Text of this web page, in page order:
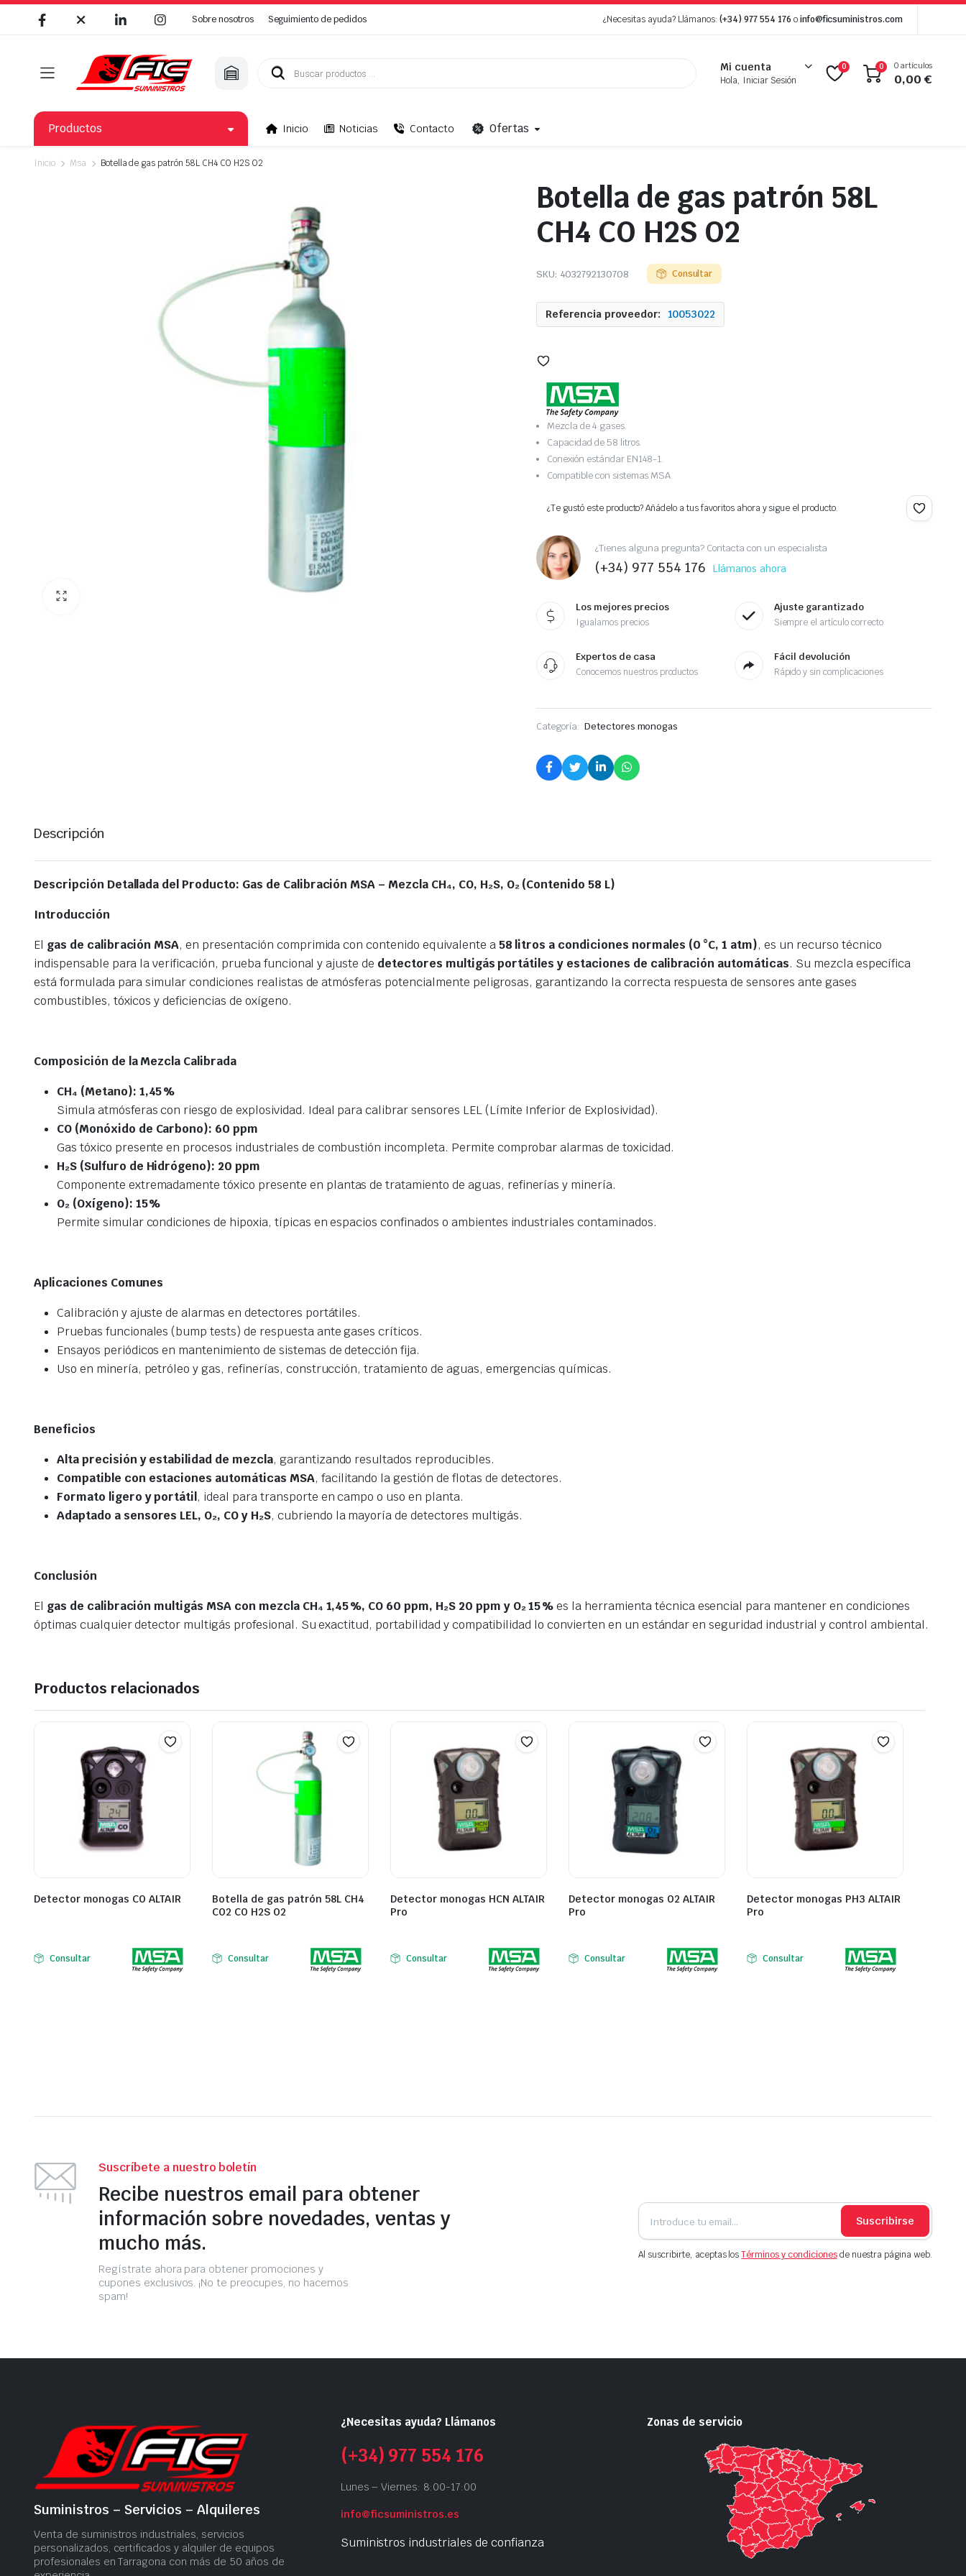
Sobre nosotros Seguimiento de pedidos ¿Necesitas ayuda? Llámanos:(+34) 977 554 176 oinfo@ficsuministros.com
Búsqueda
Mi cuenta
Hola, Iniciar Sesión
0 0 0 artículos
0,00€
Productos Inicio Noticias Contacto Ofertas
Inicio Msa Botella de gas patrón 58L CH4 CO H2S O2
Botella de gas patrón 58L
CH4 CO H2S O2
SKU: 4032792130708 Consultar
Referencia proveedor: 10053022
Mezcla de 4 gases.
Capacidad de 58 litros.
Conexión estándar EN148-1.
Compatible con sistemas MSA.
¿Te gustó este producto? Añádelo a tus favoritos ahora y sigue el producto.
¿Tienes alguna pregunta? Contacta con un especialista
(+34) 977 554 176 Llámanos ahora
Los mejores precios
Igualamos precios
Ajuste garantizado
Siempre el artículo correcto
Expertos de casa
Conocemos nuestros productos
Fácil devolución
Rápido y sin complicaciones
Categoría: Detectores monogas
Descripción
Descripción Detallada del Producto: Gas de Calibración MSA – Mezcla CH₄, CO, H₂S, O₂ (Contenido 58 L)
Introducción
El gas de calibración MSA, en presentación comprimida con contenido equivalente a 58 litros a condiciones normales (0 °C, 1 atm), es un recurso técnico
indispensable para la verificación, prueba funcional y ajuste de detectores multigás portátiles y estaciones de calibración automáticas. Su mezcla específica
está formulada para simular condiciones realistas de atmósferas potencialmente peligrosas, garantizando la correcta respuesta de sensores ante gases
combustibles, tóxicos y deficiencias de oxígeno.
Composición de la Mezcla Calibrada
CH₄ (Metano): 1,45 %
Simula atmósferas con riesgo de explosividad. Ideal para calibrar sensores LEL (Límite Inferior de Explosividad).
CO (Monóxido de Carbono): 60 ppm
Gas tóxico presente en procesos industriales de combustión incompleta. Permite comprobar alarmas de toxicidad.
H₂S (Sulfuro de Hidrógeno): 20 ppm
Componente extremadamente tóxico presente en plantas de tratamiento de aguas, refinerías y minería.
O₂ (Oxígeno): 15 %
Permite simular condiciones de hipoxia, típicas en espacios confinados o ambientes industriales contaminados.
Aplicaciones Comunes
Calibración y ajuste de alarmas en detectores portátiles.
Pruebas funcionales (bump tests) de respuesta ante gases críticos.
Ensayos periódicos en mantenimiento de sistemas de detección fija.
Uso en minería, petróleo y gas, refinerías, construcción, tratamiento de aguas, emergencias químicas.
Beneficios
Alta precisión y estabilidad de mezcla, garantizando resultados reproducibles.
Compatible con estaciones automáticas MSA, facilitando la gestión de flotas de detectores.
Formato ligero y portátil , ideal para transporte en campo o uso en planta.
Adaptado a sensores LEL, O₂, CO y H₂S, cubriendo la mayoría de detectores multigás.
Conclusión
El gas de calibración multigás MSA con mezcla CH₄ 1,45 %, CO 60 ppm, H₂S 20 ppm y O₂ 15 %es la herramienta técnica esencial para mantener en condiciones
óptimas cualquier detector multigás profesional. Su exactitud, portabilidad y compatibilidad lo convierten en un estándar en seguridad industrial y control ambiental.
Productos relacionados
Detector monogas CO ALTAIR
Consultar
Botella de gas patrón 58L CH4
CO2 CO H2S O2
Consultar
Detector monogas HCN ALTAIR
Pro
Consultar
Detector monogas O2 ALTAIR
Pro
Consultar
Detector monogas PH3 ALTAIR
Pro
Consultar
Suscríbete a nuestro boletín
Recibe nuestros email para obtener
información sobre novedades, ventas y
mucho más.
Regístrate ahora para obtener promociones y
cupones exclusivos. ¡No te preocupes, no hacemos
spam!
Suscribirse
Al suscribirte, aceptas losTérminos y condicionesde nuestra página web.
Suministros – Servicios – Alquileres
Venta de suministros industriales, servicios
personalizados, certificados y alquiler de equipos
profesionales en Tarragona con más de 50 años de
¿Necesitas ayuda? Llámanos
(+34) 977 554 176
Lunes – Viernes: 8:00-17:00
info@ficsuministros.es
Suministros industriales de confianza
Zonas de servicio